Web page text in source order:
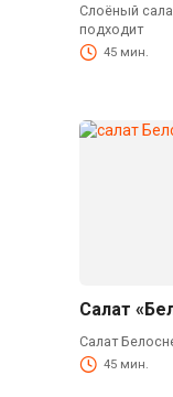
Слоёный
подходит
45 мин.
Салат
Салат
45 мин.